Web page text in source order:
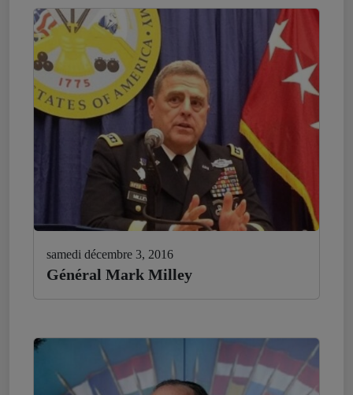
samedi décembre 3, 2016
Général Mark Milley